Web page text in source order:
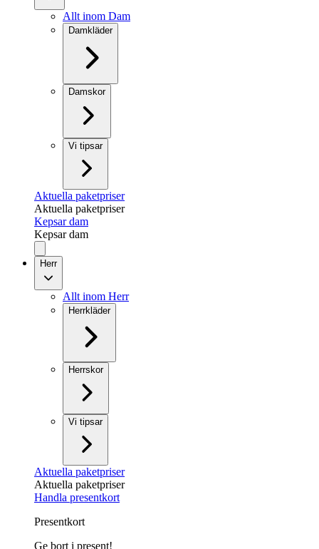
Allt inom Dam
Damkläder
Damskor
Vi tipsar
Aktuella paketpriser
Aktuella paketpriser
Kepsar dam
Kepsar dam
Herr
Allt inom Herr
Herrkläder
Herrskor
Vi tipsar
Aktuella paketpriser
Aktuella paketpriser
Handla presentkort
Presentkort
Ge bort i present!